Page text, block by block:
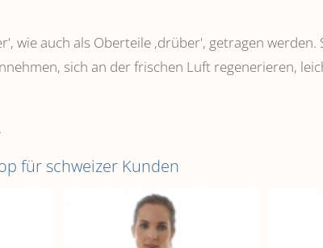
wie auch als Oberteile ‚drüber', getragen werden.
sich an der frischen Luft regenerieren,
für schweizer Kunden